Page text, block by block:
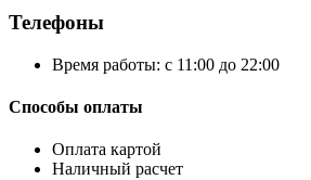
Телефоны
Время работы: с 11:00 до 22:00
Способы оплаты
Оплата картой
Наличный расчет